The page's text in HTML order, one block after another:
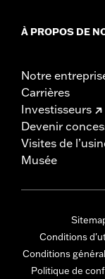
À PROPOS DE
Notre
Carrières
Investisseurs
Devenir
Visites de
Musée
Conditions
Conditions
Politique de